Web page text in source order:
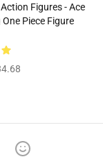
Figures - Ace
Piece Figure